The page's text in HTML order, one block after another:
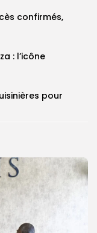
confirmés,
: l’icône
pour